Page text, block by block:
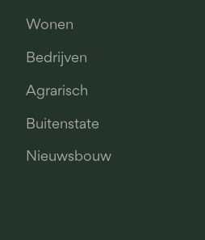
Wonen
Bedrijven
Agrarisch
Buitenstate
Nieuwsbouw